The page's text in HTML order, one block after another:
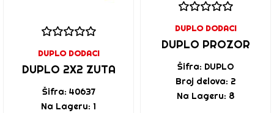
DUPLO DODACI
DUPLO 2X2 ZUTA
Šifra: 40637
Na Lageru: 1
DUPLO DODACI
DUPLO PROZOR
Šifra: DUPLO
Broj delova: 2
Na Lageru: 8